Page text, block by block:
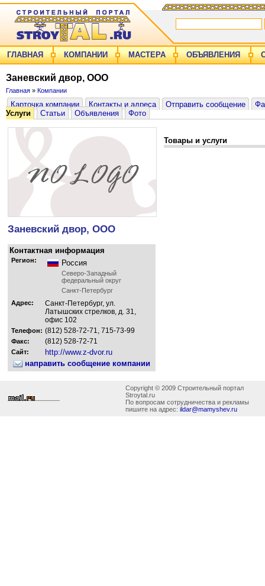
ГЛАВНАЯ КОМПАНИИ МАСТЕРА ОБЪЯВЛЕНИЯ
Заневский двор, ООО
Главная » Компании
Карточка компании Контакты и адреса Отправить сообщение
Услуги
Статьи Объявления Фото
Заневский двор, ООО
Контактная информация
Регион: Россия
Северо-Западный
федеральный округ
Санкт-Петербург
Адрес:
Санкт-Петербург, ул.
Латышских стрелков, д. 31,
офис 102
Телефон: (812) 528-72-71, 715-73-99
Факс: (812) 528-72-71
Сайт:
http://www.z-dvor.ru
направить сообщение компании
Товары и услуги
Copyright © 2009 Строительный портал
Stroytal.ru
По вопросам сотрудничества и рекламы
пишите на адрес: ildar@mamyshev.ru